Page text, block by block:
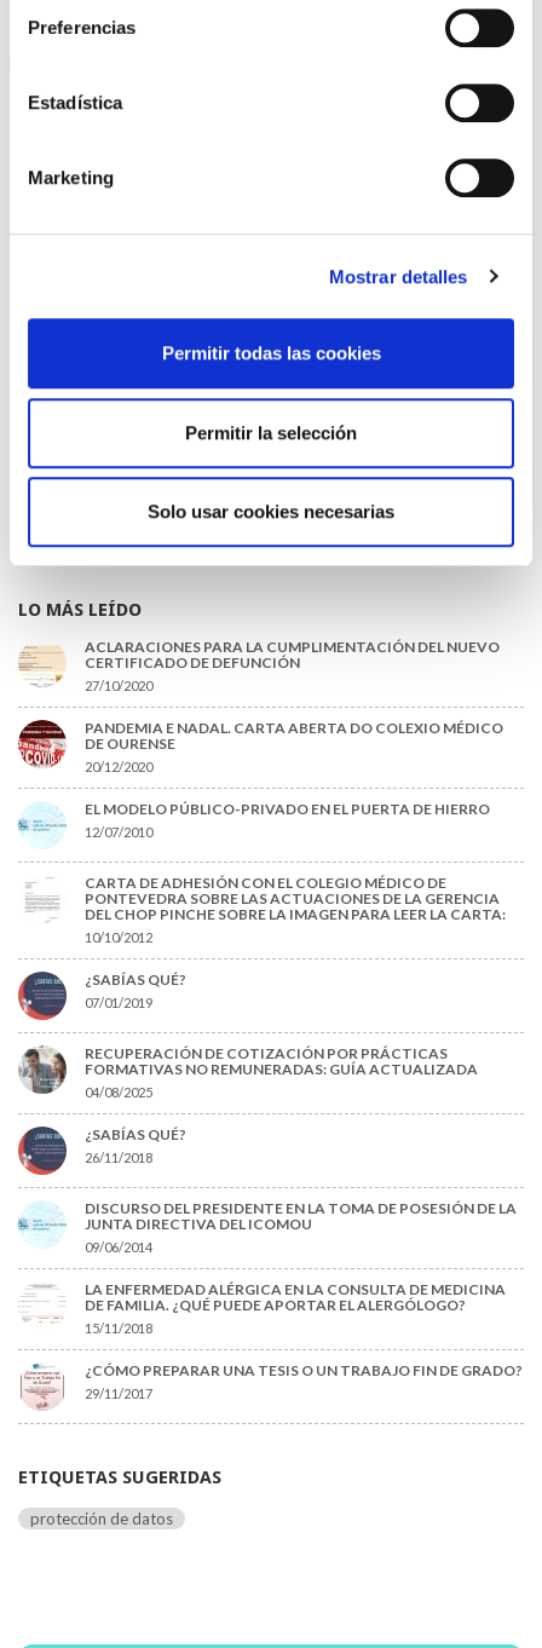
Preferencias
Estadística
Marketing
Mostrar detalles
Permitir todas las cookies
Permitir la selección
Solo usar cookies necesarias
EL COLEGIO MÉDICO DE OURENSE CONVOCA EL I CERTAMEN
DE CASOS CLÍNICOS PARA MÉDICOS INTERNOS RESIDENTES
TRÁFICO SUPRIME LAS EXENCIONES MÉDICAS PARA EL USO
EL AUMENTO DE PRIMAS A MUFACE NO MEJORA LAS
EL COLEGIO DE MÉDICOS DE OURENSE EXIGE MEDIDAS
URGENCIAS DEL CHUO
COLEGIADAS/OS EN ACTIVO QUE HAN EJERCIDO O EJERCEN
DISPONIBLE LA GRABACIÓN DE LA JORNADA «SALUD,
LO MÁS LEÍDO
ACLARACIONES PARA LA CUMPLIMENTACIÓN DEL NUEVO
CERTIFICADO DE DEFUNCIÓN
27/10/2020
PANDEMIA E NADAL. CARTA ABERTA DO COLEXIO MÉDICO
DE OURENSE
20/12/2020
EL MODELO PÚBLICO-PRIVADO EN EL PUERTA DE HIERRO
12/07/2010
CARTA DE ADHESIÓN CON EL COLEGIO MÉDICO DE
PONTEVEDRA SOBRE LAS ACTUACIONES DE LA GERENCIA
DEL CHOP PINCHE SOBRE LA IMAGEN PARA LEER LA CARTA:
10/10/2012
¿SABÍAS QUÉ?
07/01/2019
RECUPERACIÓN DE COTIZACIÓN POR PRÁCTICAS
FORMATIVAS NO REMUNERADAS: GUÍA ACTUALIZADA
04/08/2025
¿SABÍAS QUÉ?
26/11/2018
DISCURSO DEL PRESIDENTE EN LA TOMA DE POSESIÓN DE LA
JUNTA DIRECTIVA DEL ICOMOU
09/06/2014
LA ENFERMEDAD ALÉRGICA EN LA CONSULTA DE MEDICINA
DE FAMILIA. ¿QUÉ PUEDE APORTAR EL ALERGÓLOGO?
15/11/2018
¿CÓMO PREPARAR UNA TESIS O UN TRABAJO FIN DE GRADO?
29/11/2017
ETIQUETAS SUGERIDAS
protección de datos